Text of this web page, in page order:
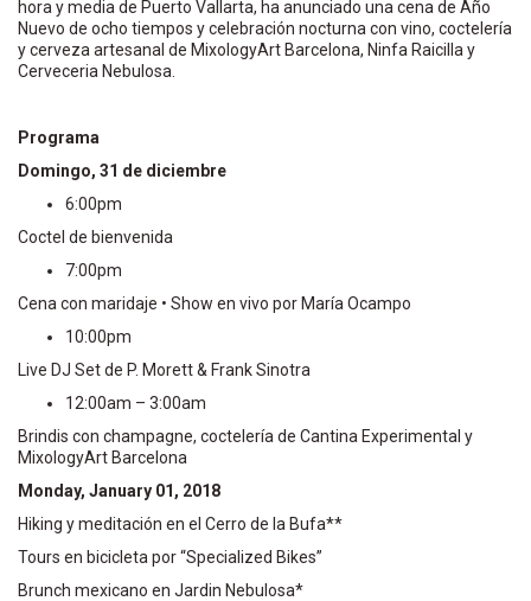
hora y media de Puerto Vallarta, ha anunciado una cena de Año
Nuevo de ocho tiempos y celebración nocturna con vino, coctelería
y cerveza artesanal de MixologyArt Barcelona, Ninfa Raicilla y
Cerveceria Nebulosa.
Programa
Domingo, 31 de diciembre
6:00pm
Coctel de bienvenida
7:00pm
Cena con maridaje • Show en vivo por María Ocampo
10:00pm
Live DJ Set de P. Morett & Frank Sinotra
12:00am – 3:00am
Brindis con champagne, coctelería de Cantina Experimental y
MixologyArt Barcelona
Monday, January 01, 2018
Hiking y meditación en el Cerro de la Bufa**
Tours en bicicleta por “Specialized Bikes”
Brunch mexicano en Jardin Nebulosa*